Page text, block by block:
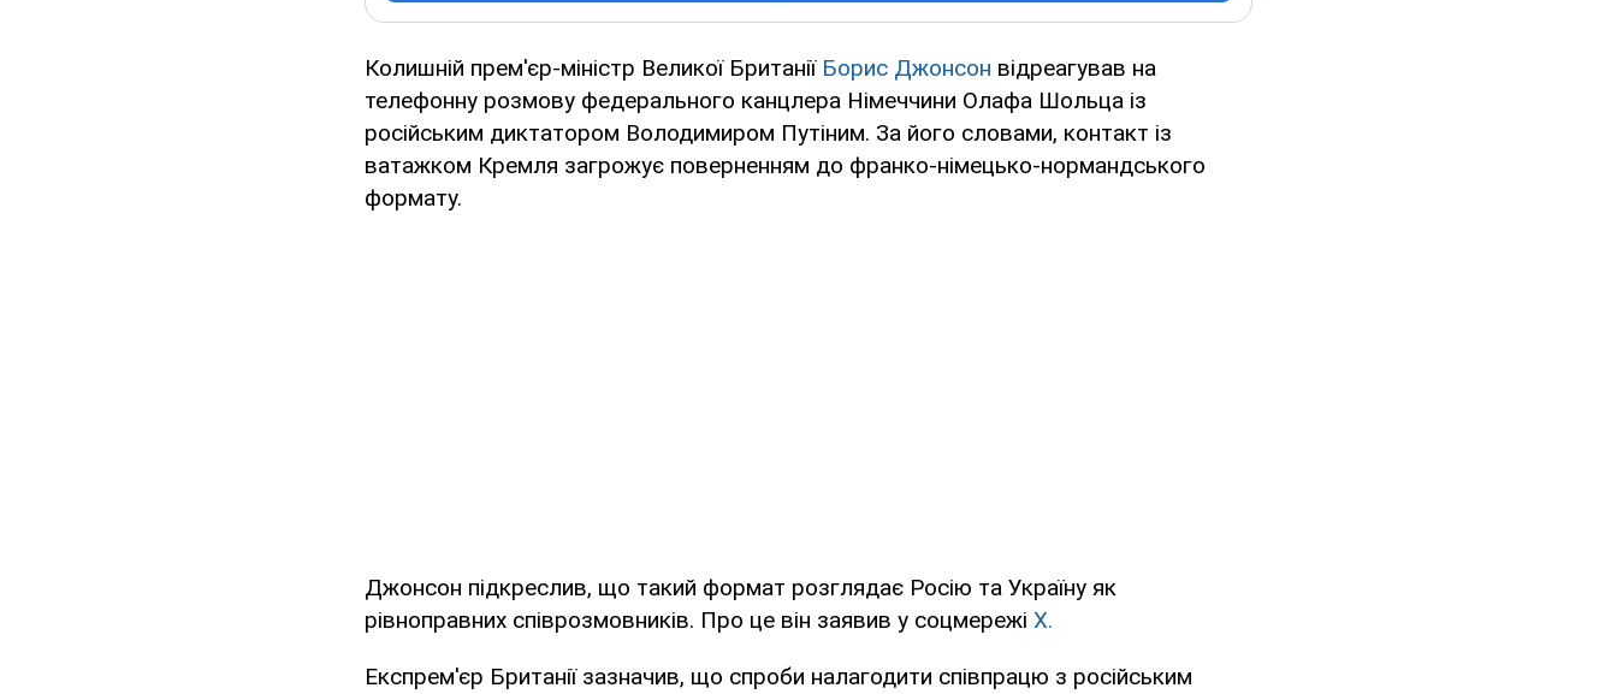
Колишній прем'єр-міністр Великої Британії Борис Джонсон відреагував на
телефонну розмову федерального канцлера Німеччини Олафа Шольца із
російським диктатором Володимиром Путіним. За його словами, контакт із
ватажком Кремля загрожує поверненням до франко-німецько-нормандського
формату.
Джонсон підкреслив, що такий формат розглядає Росію та Україну як
рівноправних співрозмовників. Про це він заявив у соцмережі Х.
Експрем'єр Британії зазначив, що спроби налагодити співпрацю з російським